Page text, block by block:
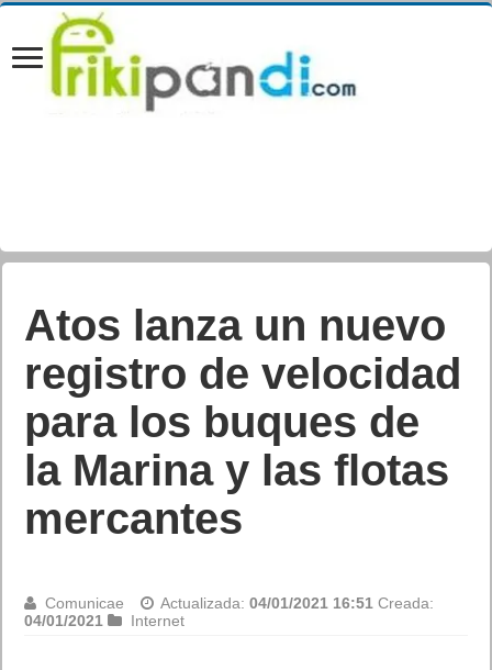
Atos lanza un nuevo
registro de velocidad
para los buques de
la Marina y las flotas
mercantes
Comunicae Actualizada:04/01/2021 16:51 Creada:
04/01/2021
Internet